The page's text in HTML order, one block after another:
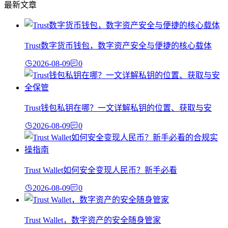
最新文章
Trust数字货币钱包，数字资产安全与便捷的核心载体
2026-08-09 0
Trust钱包私钥在哪？一文详解私钥的位置、获取与安
2026-08-09 0
Trust Wallet如何安全变现人民币？新手必看
2026-08-09 0
Trust Wallet，数字资产的安全随身管家